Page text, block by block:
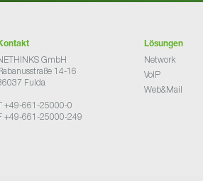
GmbH
14-16
Fulda
+49-661-25000-0
+49-661-25000-249
Lösungen
Network
VoIP
Web&Mail